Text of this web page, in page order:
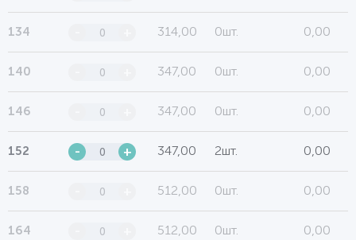
134 314,00 0шт. 0,00
140 347,00 0шт. 0,00
146 347,00 0шт. 0,00
152 - + 347,00 2шт. 0,00
158 512,00 0шт. 0,00
164 512,00 0шт. 0,00